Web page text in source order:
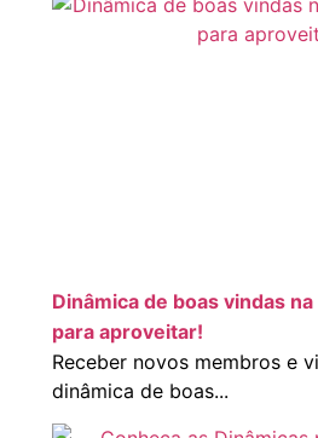
Dinâmica de boas vindas
para aproveitar!
Receber novos membros e
dinâmica de boas...